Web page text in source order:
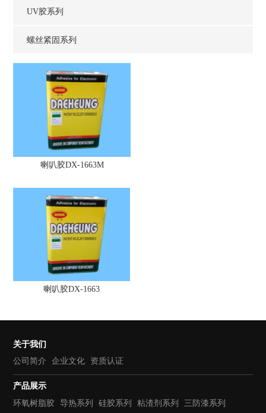
UV胶系列
螺丝紧固系列
喇叭胶DX-1663M
喇叭胶DX-1663
关于我们
公司简介
企业文化 资质认证
产品展示
环氧树脂胶 导热系列 硅胶系列 粘渣剂系列 三防漆系列